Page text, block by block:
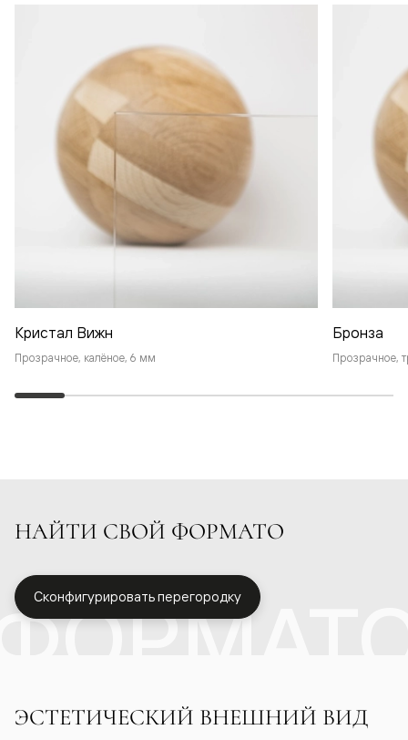
Кристал Вижн
Прозрачное, калёное, 6 мм
Бронза
Прозрачное,
НАЙТИ СВОЙ ФОРМАТО
Сконфигурировать перегородку
ЭСТЕТИЧЕСКИЙ ВНЕШНИЙ ВИД